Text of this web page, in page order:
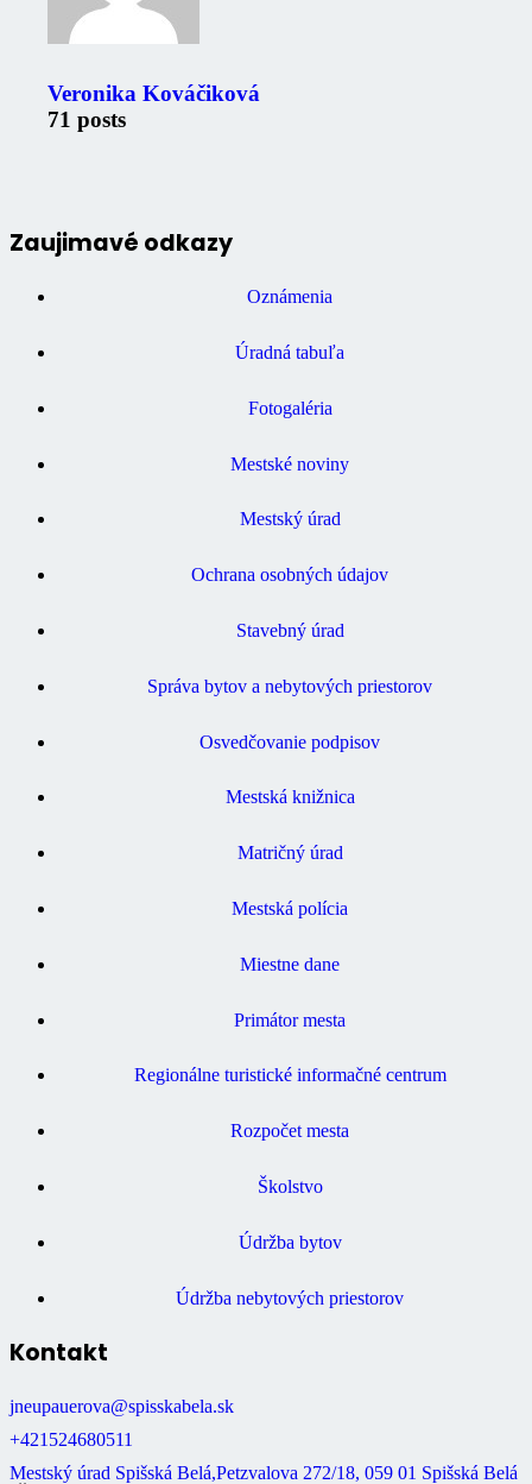
Veronika Kováčiková
71 posts
Zaujimavé odkazy
Oznámenia
Úradná tabuľa
Fotogaléria
Mestské noviny
Mestský úrad
Ochrana osobných údajov
Stavebný úrad
Správa bytov a nebytových priestorov
Osvedčovanie podpisov
Mestská knižnica
Matričný úrad
Mestská polícia
Miestne dane
Primátor mesta
Regionálne turistické informačné centrum
Rozpočet mesta
Školstvo
Údržba bytov
Údržba nebytových priestorov
Kontakt
jneupauerova@spisskabela.sk
+421524680511
Mestský úrad Spišská Belá,Petzvalova 272/18, 059 01 Spišská Belá